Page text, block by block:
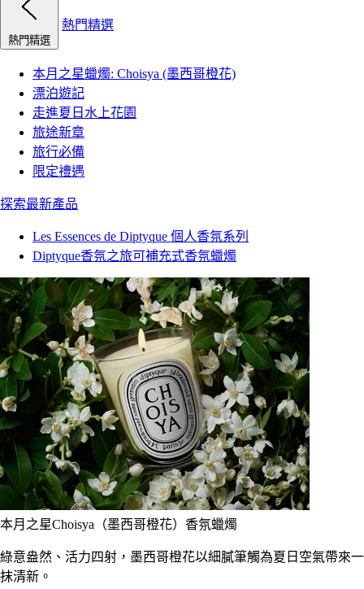
熱門精選
熱門精選
本月之星蠟燭: Choisya (墨西哥橙花)
漂泊遊記
走進夏日水上花園
旅途新章
旅行必備
限定禮遇
探索最新產品
Les Essences de Diptyque 個人香氛系列
Diptyque香氛之旅可補充式香氛蠟燭
本月之星Choisya（墨西哥橙花）香氛蠟燭
綠意盎然、活力四射，墨西哥橙花以細膩筆觸為夏日空氣帶來一
抹清新。